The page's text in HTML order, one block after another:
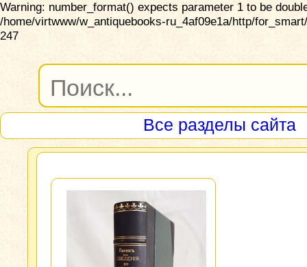
Warning: number_format() expects parameter 1 to be
/home/virtwww/w_antiquebooks-ru_4af09e1a/http/
247
Все разделы сайта